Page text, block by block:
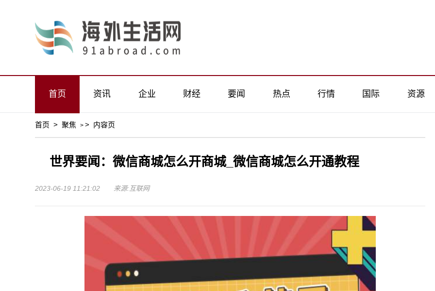
首页 资讯 企业 财经 要闻 热点 行情 国际 资源
首页 > 聚焦 > > 内容页
世界要闻：微信商城怎么开商城_微信商城怎么开通教程
2023-06-19 11:21:02 来源:互联网